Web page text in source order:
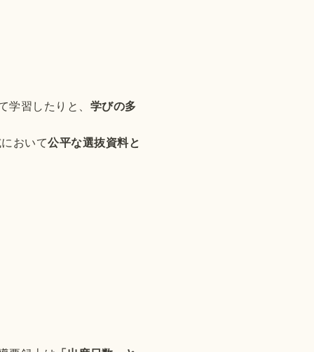
学習したりと、 学びの多
おいて公平な選抜資料と